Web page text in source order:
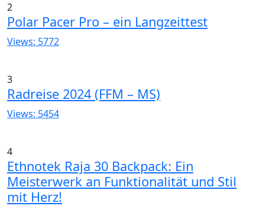
2
Polar Pacer Pro – ein Langzeittest
Views: 5772
3
Radreise 2024 (FFM – MS)
Views: 5454
4
Ethnotek Raja 30 Backpack: Ein
Meisterwerk an Funktionalität und Stil
mit Herz!